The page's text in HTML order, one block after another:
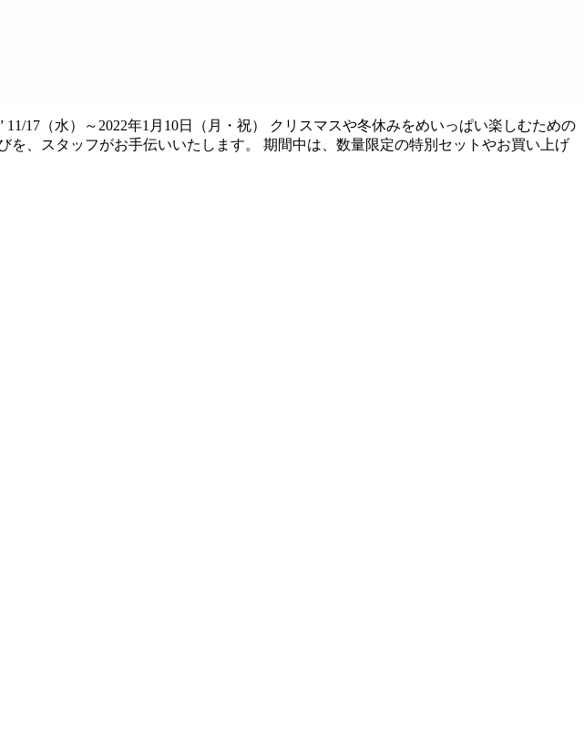
17（水）～2022年1月10日（月・祝） クリスマスや冬休みをめいっぱい楽しむための
、スタッフがお手伝いいたします。 期間中は、数量限定の特別セットやお買い上げ